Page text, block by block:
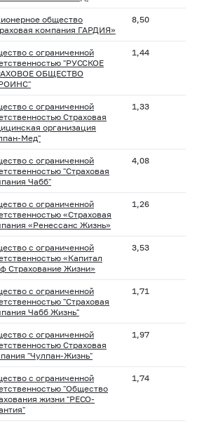
общество
компания ГАРДИЯ»
8,50
с ограниченной
"РУССКОЕ
ОБЩЕСТВО
1,44
с ограниченной
Страховая
организация
Мед"
1,33
с ограниченной
"Страховая
Чабб"
4,08
с ограниченной
«Страховая
«Ренессанс Жизнь»
1,26
с ограниченной
«Капитал
Страхование Жизни»
3,53
с ограниченной
"Страховая
Чабб Жизнь"
1,71
с ограниченной
Страховая
"Чулпан-Жизнь"
1,97
с ограниченной
"Общество
жизни "РЕСО-
1,74